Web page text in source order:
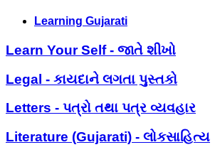
Learning Gujarati
Learn Your Self - જાતે શીખો
Legal - કાયદાને લગતા પુસ્તકો
Letters - પત્રો તથા પત્ર વ્યવહાર
Literature (Gujarati) - લોકસાહિત્ય